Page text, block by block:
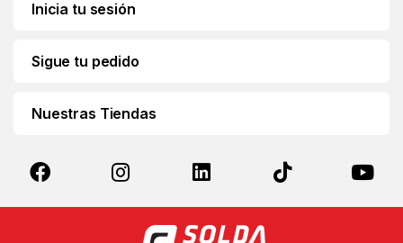
Inicia tu sesión
Sigue tu pedido
Nuestras Tiendas